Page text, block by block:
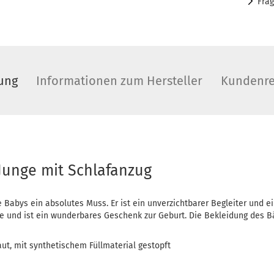
Informationen zum Hersteller
mit Schlafanzug
ein absolutes Muss. Er ist ein unverzichtbarer Begleiter und
und ist ein wunderbares Geschenk zur Geburt. Die Bekleidung des
mit synthetischem Füllmaterial gestopft